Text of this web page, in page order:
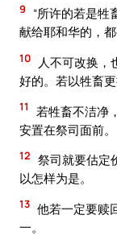
9
“所许的若是牲
献给耶和华的，都
10
人不可改换，
好的。若以牲畜
11
若牲畜不洁净
安置在祭司面前。
12 祭司就要估定
以怎样为是。
13 他若一定要赎
一。